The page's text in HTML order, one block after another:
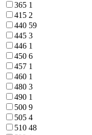
365 1
415 2
440 59
445 3
446 1
450 6
457 1
460 1
480 3
490 1
500 9
505 4
510 48